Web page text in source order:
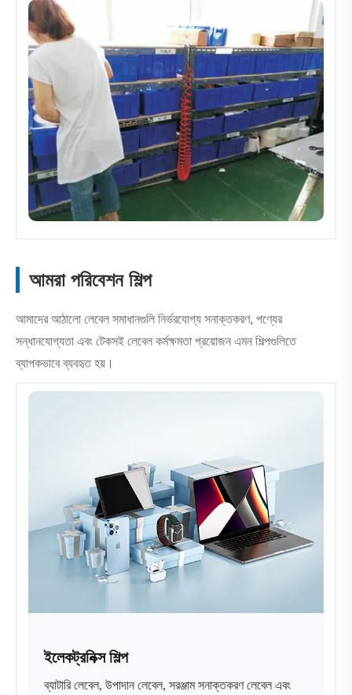
আমরা পরিবেশন শিল্প
আমাদের আঠালো লেবেল সমাধানগুলি নির্ভরযোগ্য সনাক্তকরণ, পণ্যের
সন্ধানযোগ্যতা এবং টেকসই লেবেল কর্মক্ষমতা প্রয়োজন এমন শিল্পগুলিতে
ব্যাপকভাবে ব্যবহৃত হয়।
ইলেকট্রনিক্স শিল্প
ব্যাটারি লেবেল, উপাদান লেবেল, সরঞ্জাম সনাক্তকরণ লেবেল এবং